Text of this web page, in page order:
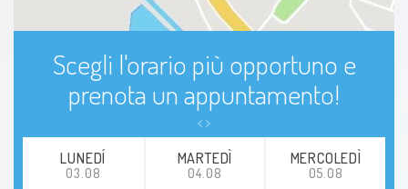
Sindrome del tunnel carpale
postura
Scegli l'orario più opportuno e
prenota un appuntamento!
LUNEDÍ
03.08
MARTEDÌ
04.08
MERCOLEDÌ
05.08